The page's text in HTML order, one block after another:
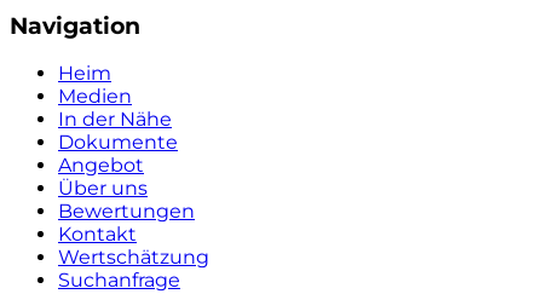
Navigation
Heim
Medien
In der Nähe
Dokumente
Angebot
Über uns
Bewertungen
Kontakt
Wertschätzung
Suchanfrage